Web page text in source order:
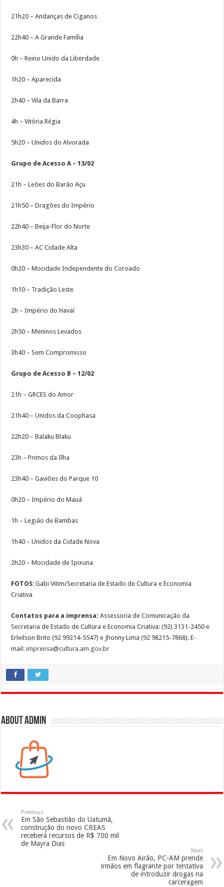
21h20 – Andanças de Ciganos
22h40 – A Grande Família
0h – Reino Unido da Liberdade
1h20 – Aparecida
2h40 – Vila da Barra
4h – Vitória Régia
5h20 – Unidos do Alvorada
Grupo de Acesso A – 13/02
21h – Leões do Barão Açu
21h50 – Dragões do Império
22h40 – Beija-Flor do Norte
23h30 – AC Cidade Alta
0h20 – Mocidade Independente do Coroado
1h10 – Tradição Leste
2h – Império do Havaí
2h50 – Meninos Levados
3h40 – Sem Compromisso
Grupo de Acesso B – 12/02
21h – GRCES do Amor
21h40 – Unidos da Coophasa
22h20 – Balaku Blaku
23h – Primos da Ilha
23h40 – Gaviões do Parque 10
0h20 – Império do Mauá
1h – Legião de Bambas
1h40 – Unidos da Cidade Nova
2h20 – Mocidade de Ipixuna
FOTOS: Gabi Vitim/Secretaria de Estado de Cultura e Economia
Criativa
Contatos para a imprensa: Assessoria de Comunicação da
Secretaria de Estado de Cultura e Economia Criativa: (92) 3131-2450 e
Erleilson Brito (92 99214-5547) e Jhonny Lima (92 98215-7868). E-
mail:imprensa@cultura.am.gov.br
About admin
Previous
Em São Sebastião do Uatumã,
construção do novo CREAS
receberá recursos de R$ 700 mil
de Mayra Dias
Next
Em Novo Airão, PC-AM prende
irmãos em flagrante por tentativa
de introduzir drogas na
carceragem